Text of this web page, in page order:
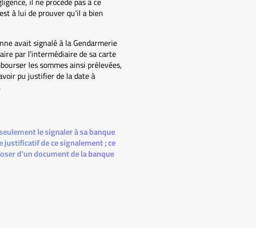
à lui de prouver qu’il a bien
avait signalé à la Gendarmerie
par l’intermédiaire de sa carte
les sommes ainsi prélevées,
pu justifier de la date à
le signaler à sa banque
de ce signalement ; ce
d’un document de la banque